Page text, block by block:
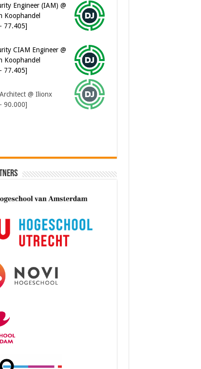
Engineer (IAM) @
Koophandel
77.405]
CIAM Engineer @
Koophandel
77.405]
@ Ilionx
90.000]